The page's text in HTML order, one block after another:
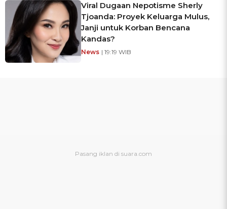
Viral Dugaan Nepotisme Sherly
Tjoanda: Proyek Keluarga Mulus,
Janji untuk Korban Bencana
Kandas?
News | 19:19 WIB